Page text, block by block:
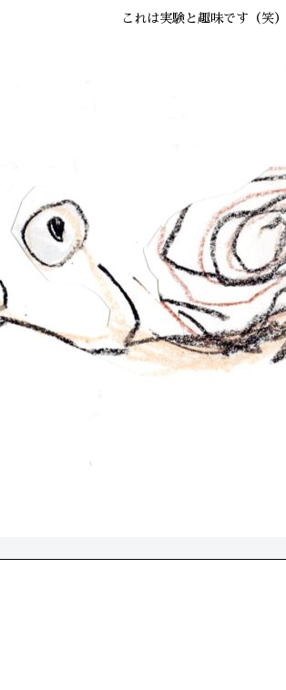
これは実験と趣味です（笑）